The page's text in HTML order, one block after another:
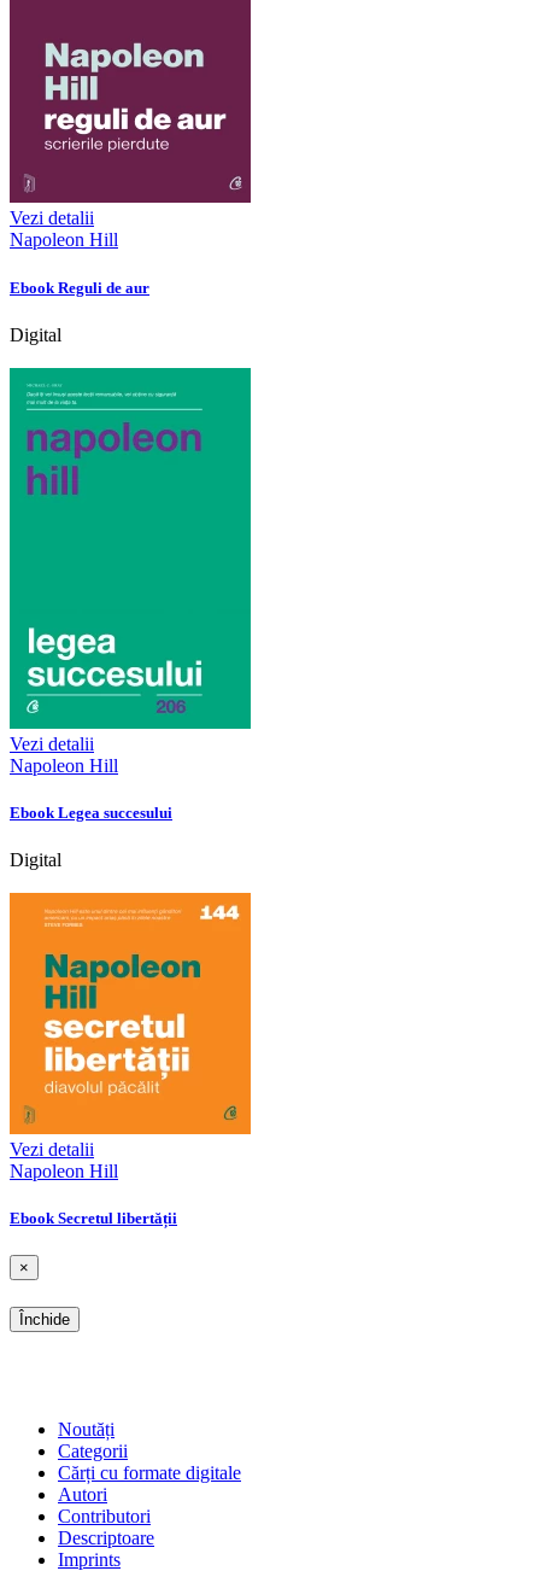
Vezi detalii
Napoleon Hill
Ebook Reguli de aur
Digital
Vezi detalii
Napoleon Hill
Ebook Legea succesului
Digital
Vezi detalii
Napoleon Hill
Ebook Secretul libertății
×
Închide
Noutăți
Categorii
Cărți cu formate digitale
Autori
Contributori
Descriptoare
Imprints